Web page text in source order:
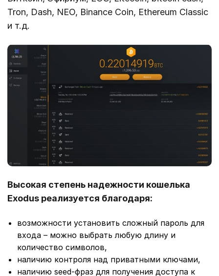
Tron, Dash, NEO, Binance Coin, Ethereum Classic
и т.д.
Высокая степень надежности кошелька
Exodus реализуется благодаря:
возможности установить сложный пароль для
входа – можно выбрать любую длину и
количество символов,
наличию контроля над приватными ключами,
наличию seed-фраз для получения доступа к